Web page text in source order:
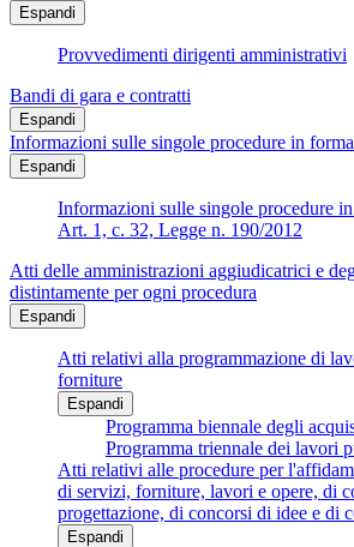
Espandi
Provvedimenti dirigenti amministrativi
Bandi di gara e contratti
Espandi
Informazioni sulle singole procedure in
Espandi
Informazioni sulle singole procedure
Art. 1, c. 32, Legge n. 190/2012
Atti delle amministrazioni aggiudicatrici e
distintamente per ogni procedura
Espandi
Atti relativi alla programmazione di
forniture
Espandi
Programma biennale degli
Programma triennale dei lavori
Atti relativi alle procedure per
di servizi, forniture, lavori e opere, di
progettazione, di concorsi di idee e di
Espandi